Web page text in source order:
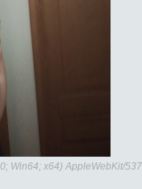
Win64; x64) AppleWebKit/